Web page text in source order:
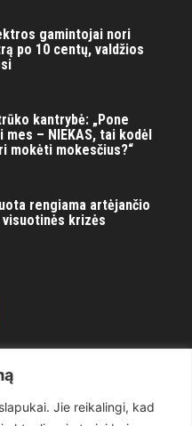
Jie reikalingi, kad
gamintojai nori
po 10 centų, valdžios
kantrybė: „Pone
– NIEKAS, tai kodėl
mokėti mokesčius?“
rengiama artėjančio
krizės
1497